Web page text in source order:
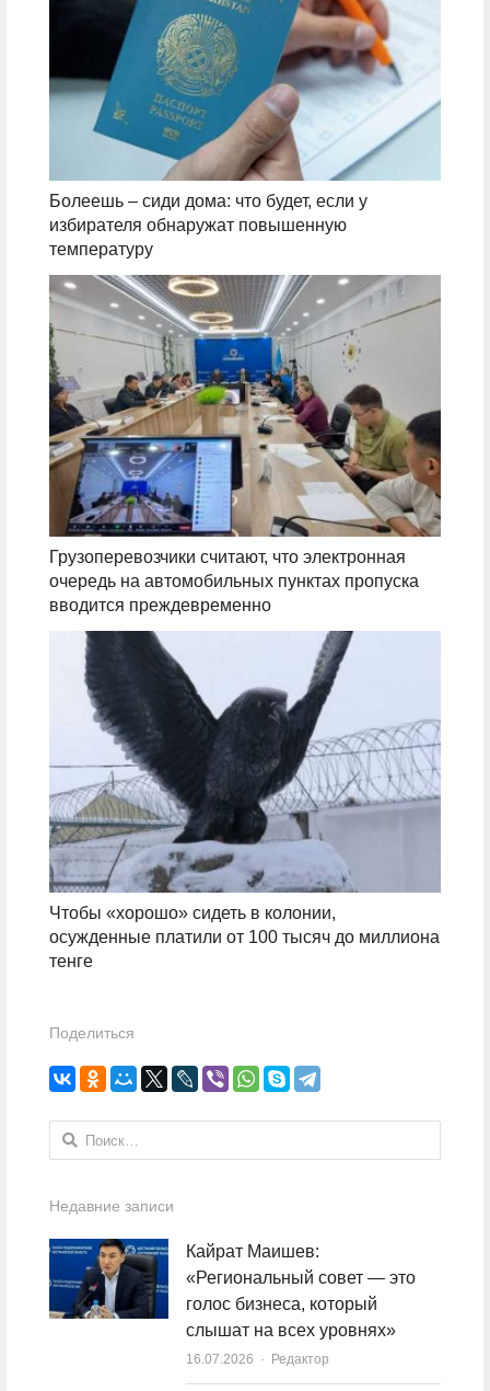
Болеешь – сиди дома: что будет, если у
избирателя обнаружат повышенную
температуру
Грузоперевозчики считают, что электронная
очередь на автомобильных пунктах пропуска
вводится преждевременно
Чтобы «хорошо» сидеть в колонии,
осужденные платили от 100 тысяч до миллиона
тенге
Поделиться
Найти:
Недавние записи
Кайрат Маишев:
«Региональный совет — это
голос бизнеса, который
слышат на всех уровнях»
16.07.2026 Author
Редактор